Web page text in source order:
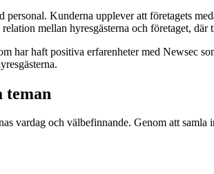
personal. Kunderna upplever att företagets
mellan hyresgästerna och företaget,
har haft positiva erfarenheter med Newsec
teman
vardag och välbefinnande. Genom att